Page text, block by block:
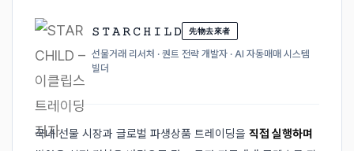
𝚂 𝚃 𝙰 𝚁 𝙲 𝙷 𝙸 𝙻 𝙳 先物去來者
선물거래 리서처 · 퀀트 전략 개발자 · AI 자동매매 시스템
빌더
국내 선물 시장과 글로벌 파생상품 트레이딩을 직접 실행하며